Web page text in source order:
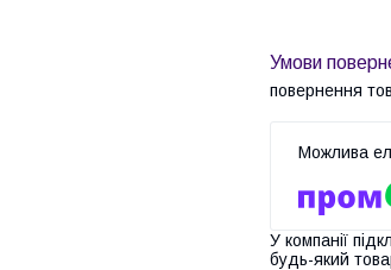
повернення
У компанії
будь-який